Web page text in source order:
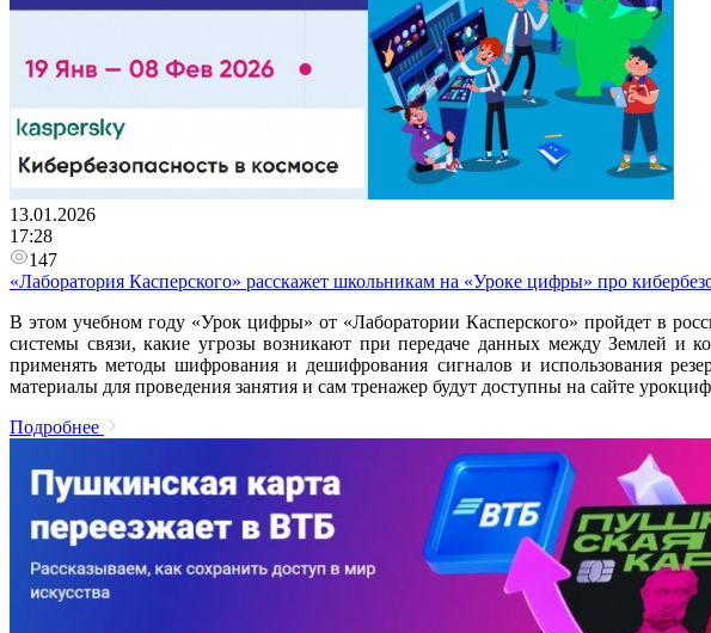
13.01.2026
17:28
147
«Лаборатория Касперского» расскажет школьникам на «Уроке цифры» про
В этом учебном году «Урок цифры» от «Лаборатории Касперского» пройдет в
системы связи, какие угрозы возникают при передаче данных между Землей и
применять методы шифрования и дешифрования сигналов и использования
материалы для проведения занятия и сам тренажер будут доступны на сайте
Подробнее